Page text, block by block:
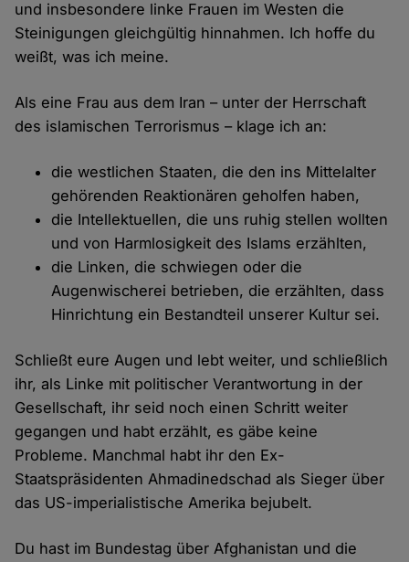
und insbesondere linke Frauen im Westen die
Steinigungen gleichgültig hinnahmen. Ich hoffe du
weißt, was ich meine.
Als eine Frau aus dem Iran – unter der Herrschaft
des islamischen Terrorismus – klage ich an:
die westlichen Staaten, die den ins Mittelalter
gehörenden Reaktionären geholfen haben,
die Intellektuellen, die uns ruhig stellen wollten
und von Harmlosigkeit des Islams erzählten,
die Linken, die schwiegen oder die
Augenwischerei betrieben, die erzählten, dass
Hinrichtung ein Bestandteil unserer Kultur sei.
Schließt eure Augen und lebt weiter, und schließlich
ihr, als Linke mit politischer Verantwortung in der
Gesellschaft, ihr seid noch einen Schritt weiter
gegangen und habt erzählt, es gäbe keine
Probleme. Manchmal habt ihr den Ex-
Staatspräsidenten Ahmadinedschad als Sieger über
das US-imperialistische Amerika bejubelt.
Du hast im Bundestag über Afghanistan und die